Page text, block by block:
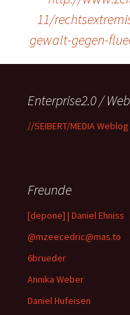
11/
gewalt-gegen-
Enterprise2.0 /
//SEIBERT/MEDIA Weblog
Freunde
[depone] | Daniel Ehniss
@mzeecedric@mas.to
6brueder
Annika Weber
Daniel Hufeisen